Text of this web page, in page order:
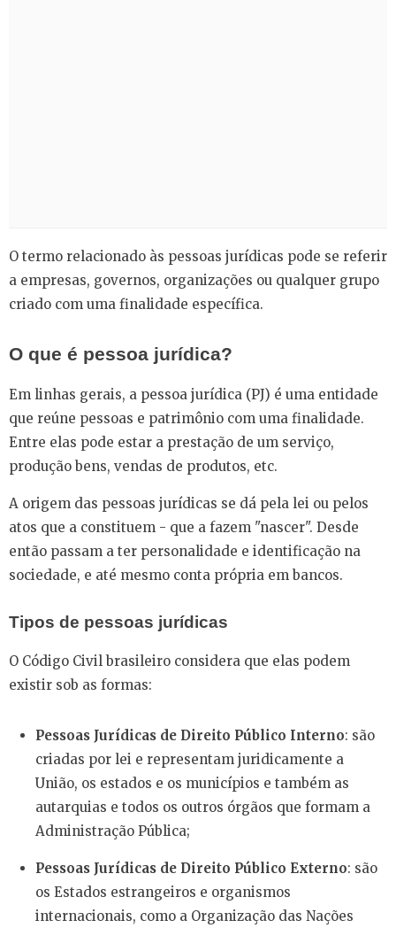
O termo relacionado às pessoas jurídicas pode se referir
a empresas, governos, organizações ou qualquer grupo
criado com uma finalidade específica.
O que é pessoa jurídica?
Em linhas gerais, a pessoa jurídica (PJ) é uma entidade
que reúne pessoas e patrimônio com uma finalidade.
Entre elas pode estar a prestação de um serviço,
produção bens, vendas de produtos, etc.
A origem das pessoas jurídicas se dá pela lei ou pelos
atos que a constituem - que a fazem "nascer". Desde
então passam a ter personalidade e identificação na
sociedade, e até mesmo conta própria em bancos.
Tipos de pessoas jurídicas
O Código Civil brasileiro considera que elas podem
existir sob as formas:
Pessoas Jurídicas de Direito Público Interno: são
criadas por lei e representam juridicamente a
União, os estados e os municípios e também as
autarquias e todos os outros órgãos que formam a
Administração Pública;
Pessoas Jurídicas de Direito Público Externo: são
os Estados estrangeiros e organismos
internacionais, como a Organização das Nações